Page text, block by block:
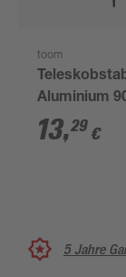
toom
Aluminium
cm
13,29 €
5 Jahre